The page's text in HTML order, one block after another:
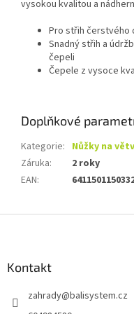
vysokou kvalitou a
Pro střih čerstvého
Snadný střih a
čepeli
Čepele z vysoce
Doplňkové
Kategorie: Nůžky na
Záruka:
2 roky
EAN:
Kontakt
zahrady@balisystem.cz